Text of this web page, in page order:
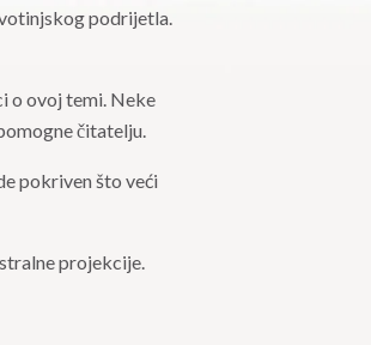
podrijetla.
o ovoj temi. Neke
čitatelju.
pokriven što veći
projekcije.